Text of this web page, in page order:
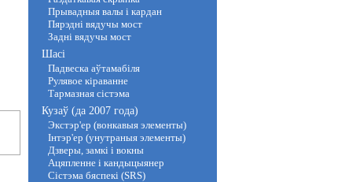
Прывадныя валы і кардан
Пярэдні вядучы мост
Задні вядучы мост
Шасі
Падвеска аўтамабіля
Рулявое кіраванне
Тармазная сістэма
Кузаў (да 2007 года)
Экстэр'ер (вонкавыя элементы)
Інтэр'ер (унутраныя элементы)
Дзверы, замкі і вокны
Ацяпленне і кандыцыянер
Сістэма бяспекі (SRS)